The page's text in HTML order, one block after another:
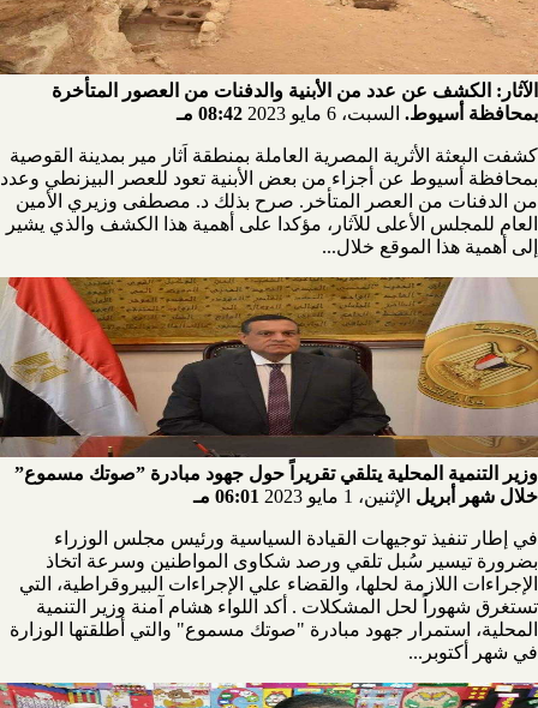
الآثار: الكشف عن عدد من الأبنية والدفنات من العصور المتأخرة
بمحافظة أسيوط. السبت، 6 مايو 2023 08:42 مـ
كشفت البعثة الأثرية المصرية العاملة بمنطقة اَثار مير بمدينة القوصية
بمحافظة أسيوط عن أجزاء من بعض الأبنية تعود للعصر البيزنطي وعدد
من الدفنات من العصر المتأخر. صرح بذلك د. مصطفى وزيري الأمين
العام للمجلس الأعلى للاَثار، مؤكدا على أهمية هذا الكشف والذي يشير
إلى أهمية هذا الموقع خلال...
وزير التنمية المحلية يتلقي تقريراً حول جهود مبادرة ”صوتك مسموع”
خلال شهر أبريل الإثنين، 1 مايو 2023 06:01 مـ
في إطار تنفيذ توجيهات القيادة السياسية ورئيس مجلس الوزراء
بضرورة تيسير سُبل تلقي ورصد شكاوى المواطنين وسرعة اتخاذ
الإجراءات اللازمة لحلها، والقضاء علي الإجراءات البيروقراطية، التي
تستغرق شهوراً لحل المشكلات . أكد اللواء هشام آمنة وزير التنمية
المحلية، استمرار جهود مبادرة "صوتك مسموع" والتي أطلقتها الوزارة
في شهر أكتوبر...